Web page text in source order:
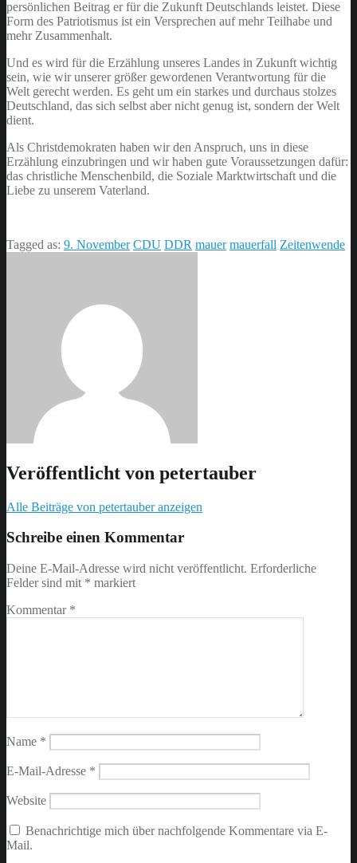
persönlichen Beitrag er für die Zukunft Deutschlands leistet. Diese
Form des Patriotismus ist ein Versprechen auf mehr Teilhabe und
mehr Zusammenhalt.
Und es wird für die Erzählung unseres Landes in Zukunft wichtig
sein, wie wir unserer größer gewordenen Verantwortung für die
Welt gerecht werden. Es geht um ein starkes und durchaus stolzes
Deutschland, das sich selbst aber nicht genug ist, sondern der Welt
dient.
Als Christdemokraten haben wir den Anspruch, uns in diese
Erzählung einzubringen und wir haben gute Voraussetzungen dafür:
das christliche Menschenbild, die Soziale Marktwirtschaft und die
Liebe zu unserem Vaterland.
Tagged as: 9. November CDU DDR mauer mauerfall Zeitenwende
Veröffentlicht von petertauber
Alle Beiträge von petertauber anzeigen
back
main
navigation
Schreibe einen Kommentar
Deine E-Mail-Adresse wird nicht veröffentlicht. Erforderliche
Felder sind mit * markiert
Kommentar *
Name *
E-Mail-Adresse *
Website
Benachrichtige mich über nachfolgende Kommentare via E-
Mail.